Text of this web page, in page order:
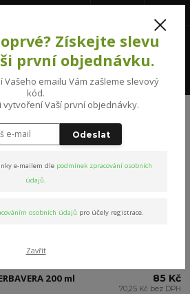
0 Kč
Přípravky pro péči o nohy
péči o nohy
200 ml 85 Kč
70,25 Kč bez DPH
Získejte slevu
první objednávku.
Vašeho emailu Vám zašleme slevový
kód.
Vaší první objednávky.
Odeslat
e-mailem dle podmínek zpracování osobních
údajů.
osobních údajů pro účely registrace.
Zavřít